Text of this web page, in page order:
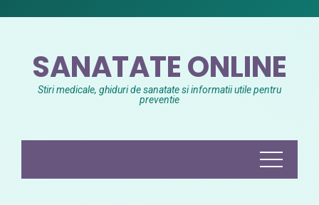
SANATATE ONLINE
Stiri medicale, ghiduri de sanatate si informatii utile pentru
preventie